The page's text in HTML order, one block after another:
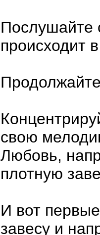
Послушайте
происходит
свою
Любовь,
плотную
И вот
завесу и